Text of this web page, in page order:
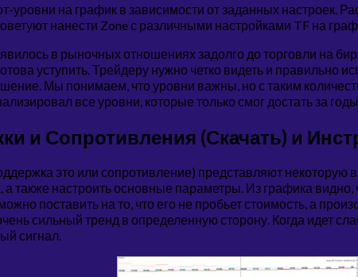
на график в зависимости от заданных настроек.
нанести Zone с различными настройками TF на
в рыночных отношениях задолго до торговли на
уступить. Трейдеру нужно четко видеть и правильно
Мы понимаем, что уровни важны, но с таким
все уровни, которые только смог достать за
и Сопротивления (Скачать) и
это или сопротивление) представляют
также настроить основные параметры. Из графика видно,
поставить на то, что его не пробьет стоимость, а
сильный тренд в определенную сторону. Когда идет
сигнал.